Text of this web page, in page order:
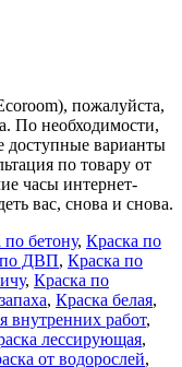
пожалуйста,
По необходимости,
доступные варианты
по товару от
часы интернет-
вас, снова и снова.
по бетону, Краска по
по ДВП, Краска по
, Краска по
, Краска белая,
внутренних работ,
лессирующая,
от водорослей,